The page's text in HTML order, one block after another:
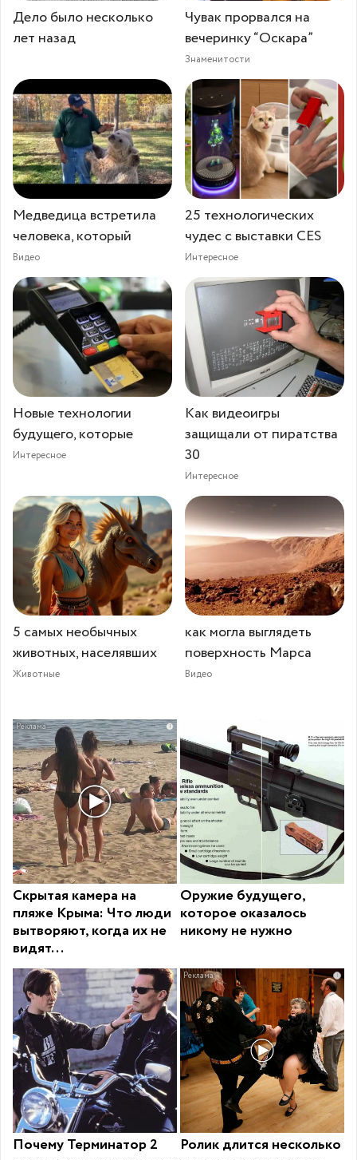
Дело было несколько
лет назад
Чувак прорвался на
вечеринку “Оскара”
Знаменитости
Медведица встретила
человека, который
Видео
25 технологических
чудес с выставки CES
Интересное
Новые технологии
будущего, которые
Интересное
Как видеоигры
защищали от пиратства
30
Интересное
5 самых необычных
животных, населявших
Животные
как могла выглядеть
поверхность Марса
Видео
i
Скрытая камера на
пляже Крыма: Что люди
вытворяют, когда их не
видят...
Оружие будущего,
которое оказалось
никому не нужно
Почему Терминатор 2
i
Ролик длится несколько